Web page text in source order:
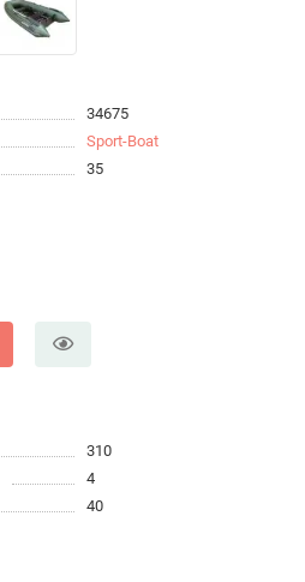
34675
Sport-Boat
35
310
4
40